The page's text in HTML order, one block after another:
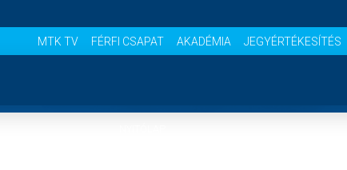
MTK TV FÉRFI CSAPAT AKADÉMIA JEGYÉRTÉKESÍTÉS